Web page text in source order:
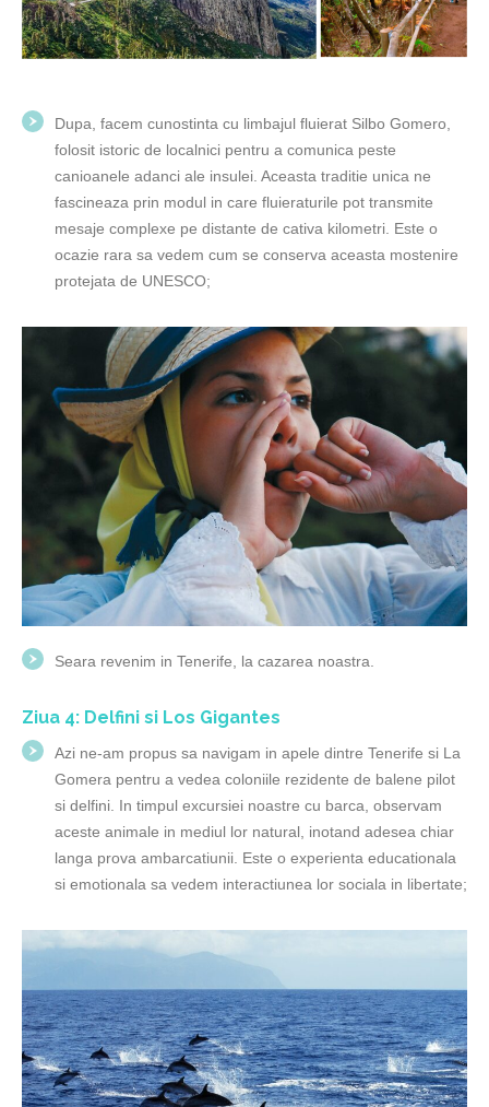
Dupa, facem cunostinta cu limbajul fluierat Silbo Gomero,
folosit istoric de localnici pentru a comunica peste
canioanele adanci ale insulei. Aceasta traditie unica ne
fascineaza prin modul in care fluieraturile pot transmite
mesaje complexe pe distante de cativa kilometri. Este o
ocazie rara sa vedem cum se conserva aceasta mostenire
protejata de UNESCO;
Seara revenim in Tenerife, la cazarea noastra.
Ziua 4: Delfini si Los Gigantes
Azi ne-am propus sa navigam in apele dintre Tenerife si La
Gomera pentru a vedea coloniile rezidente de balene pilot
si delfini. In timpul excursiei noastre cu barca, observam
aceste animale in mediul lor natural, inotand adesea chiar
langa prova ambarcatiunii. Este o experienta educationala
si emotionala sa vedem interactiunea lor sociala in libertate;